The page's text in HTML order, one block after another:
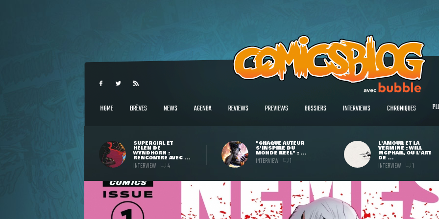
HOME BRÈVES NEWS AGENDA REVIEWS PREVIEWS DOSSIERS INTERVIEWS CHRONIQUES
SUPERGIRL ET
HELEN DE
WYNDHORN :
RENCONTRE AVEC ...
INTERVIEW 4
"CHAQUE AUTEUR
S'INSPIRE DU
MONDE RÉEL" : ...
INTERVIEW 1
L'AMOUR ET LA
VERMINE : WILL
MCPHAIL, OU L'ART
DE ...
INTERVIEW 1